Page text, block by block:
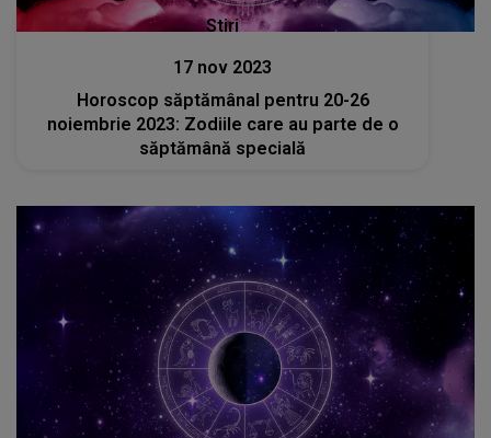
Stiri
17 nov 2023
Horoscop săptămânal pentru 20-26
noiembrie 2023: Zodiile care au parte de o
săptămână specială